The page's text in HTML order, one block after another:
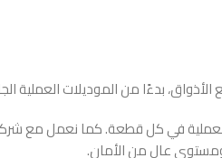
بدءًا من الموديلات العملية
في كل قطعة. كما نعمل مع
ومستوى عالٍ من الأمان.